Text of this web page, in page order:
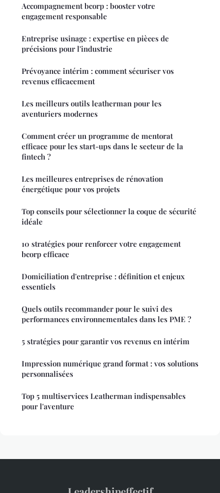
Accompagnement bcorp : booster votre
engagement responsable
Entreprise usinage : expertise en pièces de
précisions pour l'industrie
Prévoyance intérim : comment sécuriser vos
revenus efficacement
Les meilleurs outils leatherman pour les
aventuriers modernes
Comment créer un programme de mentorat
efficace pour les start-ups dans le secteur de la
fintech ?
Les meilleures entreprises de rénovation
énergétique pour vos projets
Top conseils pour sélectionner la coque de sécurité
idéale
10 stratégies pour renforcer votre engagement
bcorp efficace
Domiciliation d'entreprise : définition et enjeux
essentiels
Quels outils recommander pour le suivi des
performances environnementales dans les PME ?
5 stratégies pour garantir vos revenus en intérim
Impression numérique grand format : vos solutions
personnalisées
Top 5 multiservices Leatherman indispensables
pour l'aventure